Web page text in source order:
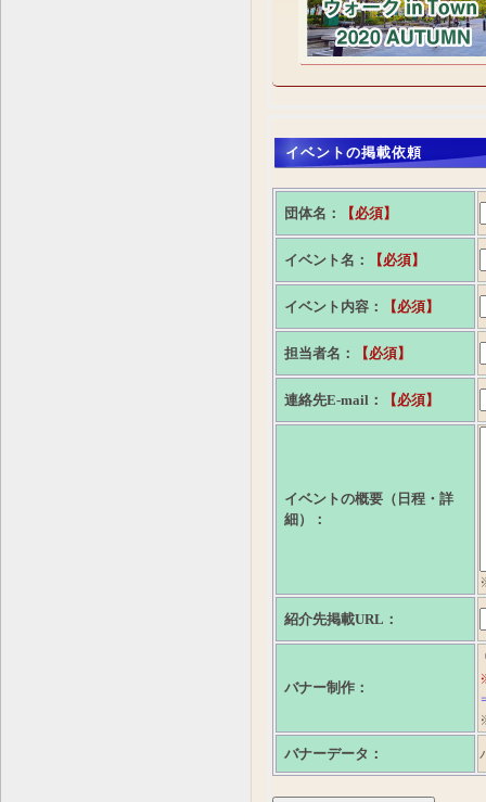
イベントの掲載依頼
団体名： 【必須】
イベント名： 【必須】
イベント内容： 【必須】
担当者名： 【必須】
連絡先E-mail： 【必須】
イベントの概要（日程・詳
細）：
紹介先掲載URL：
バナー制作：
バナーデータ：